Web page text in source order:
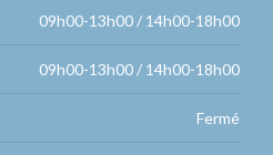
09h00-13h00 / 14h00-18h00
09h00-13h00 / 14h00-18h00
Fermé